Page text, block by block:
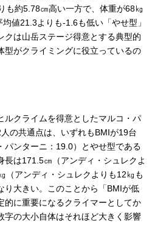
も約5.78㎝高い一方で、体重が68㎏
値21.3よりも-1.6も低い「やせ型」
クは山岳ステージ得意とする典型的
型がクライミングに役立っているの
ルクライムを得意としたマルコ・パ
の共通点は、いずれもBMIが19台
パンターニ：19.0）とやせ型である
長は171.5㎝（アンディ・シュレクよ
（アンディ・シュレクよりも12㎏も
り大きい。このことから「BMIが低
的に重要になるクライマーとしてか
字の大小自体はそれほど大きく影響